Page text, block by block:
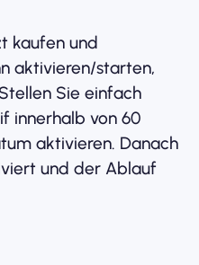
kaufen und
aktivieren/starten,
Sie einfach
innerhalb von 60
aktivieren. Danach
und der Ablauf